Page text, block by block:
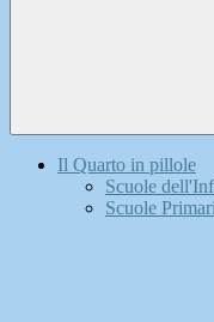
Il Quarto in pillole
Scuole
Scuole